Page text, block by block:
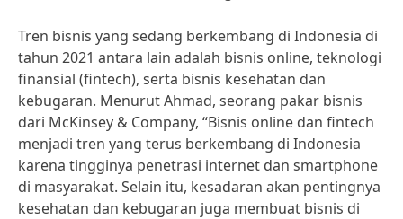
Tren bisnis yang sedang berkembang di Indonesia di
tahun 2021 antara lain adalah bisnis online, teknologi
finansial (fintech), serta bisnis kesehatan dan
kebugaran. Menurut Ahmad, seorang pakar bisnis
dari McKinsey & Company, “Bisnis online dan fintech
menjadi tren yang terus berkembang di Indonesia
karena tingginya penetrasi internet dan smartphone
di masyarakat. Selain itu, kesadaran akan pentingnya
kesehatan dan kebugaran juga membuat bisnis di